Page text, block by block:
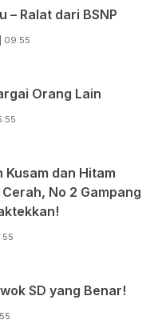
– Ralat dari BSNP
09:55
Orang Lain
dan Hitam
No 2 Gampang
SD yang Benar!